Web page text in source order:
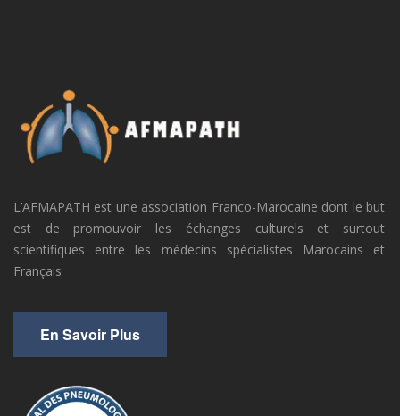
L’AFMAPATH est une association Franco-Marocaine dont le but
est de promouvoir les échanges culturels et surtout
scientifiques entre les médecins spécialistes Marocains et
Français
En Savoir Plus